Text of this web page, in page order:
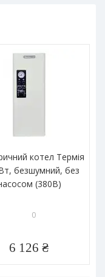
котел Термія
безшумний, без
(380В)
0
6 126 ₴